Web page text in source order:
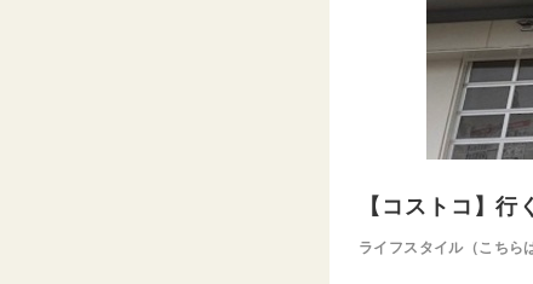
【コストコ】
ライフスタイル（こちら